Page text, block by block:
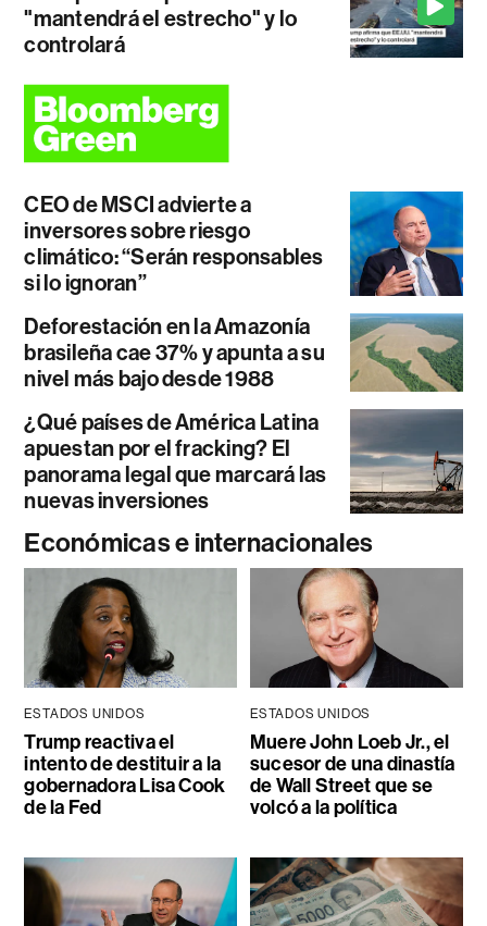
"mantendrá el estrecho" y lo
controlará
CEO de MSCI advierte a
inversores sobre riesgo
climático: “Serán responsables
si lo ignoran”
Deforestación en la Amazonía
brasileña cae 37% y apunta a su
nivel más bajo desde 1988
¿Qué países de América Latina
apuestan por el fracking? El
panorama legal que marcará las
nuevas inversiones
Económicas e internacionales
ESTADOS UNIDOS
Trump reactiva el
intento de destituir a la
gobernadora Lisa Cook
de la Fed
ESTADOS UNIDOS
Muere John Loeb Jr., el
sucesor de una dinastía
de Wall Street que se
volcó a la política